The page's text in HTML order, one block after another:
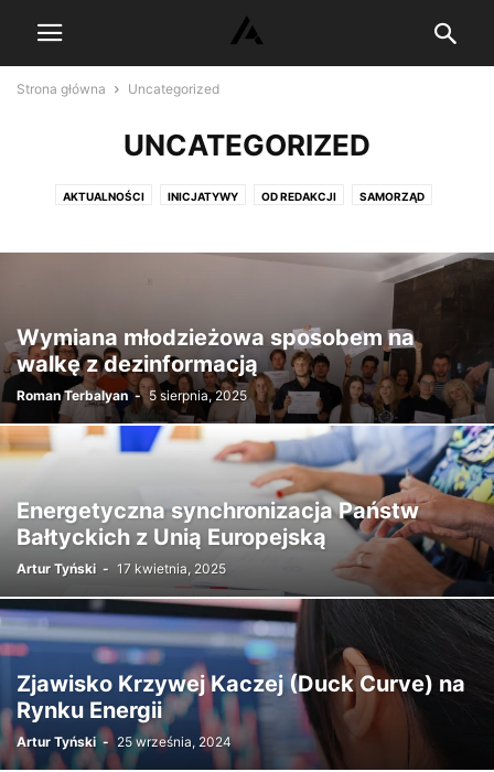
Strona główna Uncategorized
UNCATEGORIZED
AKTUALNOŚCI INICJATYWY OD REDAKCJI SAMORZĄD
Wymiana młodzieżowa sposobem na
walkę z dezinformacją
Roman Terbalyan - 5 sierpnia, 2025
Energetyczna synchronizacja Państw
Bałtyckich z Unią Europejską
Artur Tyński - 17 kwietnia, 2025
Zjawisko Krzywej Kaczej (Duck Curve) na
Rynku Energii
Artur Tyński - 25 września, 2024